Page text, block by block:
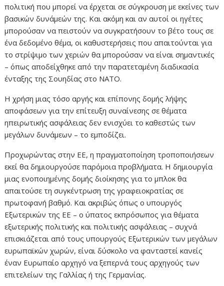
πολιτική που μπορεί να έρχεται σε σύγκρουση με εκείνες των
βασικών δυνάμεών της. Και ακόμη και αν αυτοί οι ηγέτες
μπορούσαν να πειστούν να συγκρατήσουν το βέτο τους σε
ένα δεδομένο θέμα, οι καθυστερήσεις που απαιτούνται για
το στρίψιμο των χεριών θα μπορούσαν να είναι σημαντικές
– όπως αποδείχθηκε από την παρατεταμένη διαδικασία
ένταξης της Σουηδίας στο ΝΑΤΟ.
Η χρήση μιας τόσο αργής και επίπονης δομής λήψης
αποφάσεων για την επίτευξη συναίνεσης σε θέματα
ηπειρωτικής ασφάλειας δεν ενισχύει το καθεστώς των
μεγάλων δυνάμεων – το εμποδίζει.
Προχωρώντας στην ΕΕ, η πραγματοποίηση τροποποιήσεων
εκεί θα δημιουργούσε παρόμοια προβλήματα. Η δημιουργία
μιας ενοποιημένης δομής διοίκησης για το μπλοκ θα
απαιτούσε τη συγκέντρωση της γραφειοκρατίας σε
πρωτοφανή βαθμό. Και ακριβώς όπως ο υπουργός
Εξωτερικών της ΕΕ – ο ύπατος εκπρόσωπος για θέματα
εξωτερικής πολιτικής και πολιτικής ασφάλειας – συχνά
επισκιάζεται από τους υπουργούς Εξωτερικών των μεγάλων
ευρωπαϊκών χωρών, είναι δύσκολο να φανταστεί κανείς
έναν Ευρωπαίο αρχηγό να ξεπερνά τους αρχηγούς των
επιτελείων της Γαλλίας ή της Γερμανίας.